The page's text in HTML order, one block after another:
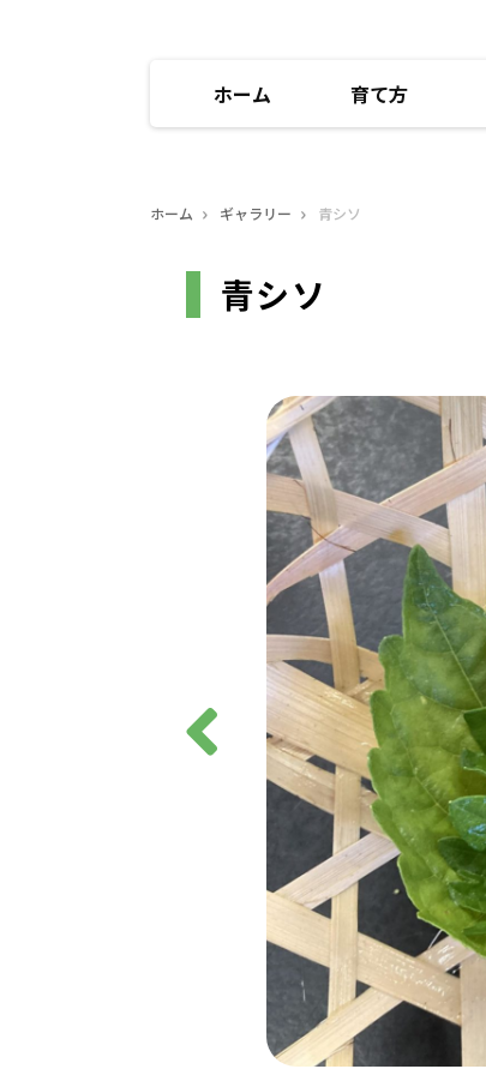
ホーム 育て方
ホーム ギャラリー 青シソ
青シソ